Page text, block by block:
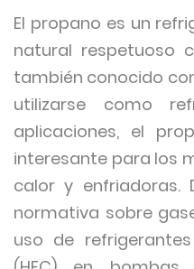
El propano es un
natural respetuoso
también conocido
utilizarse como
aplicaciones, el
interesante para los
calor y enfriadoras.
normativa sobre
uso de